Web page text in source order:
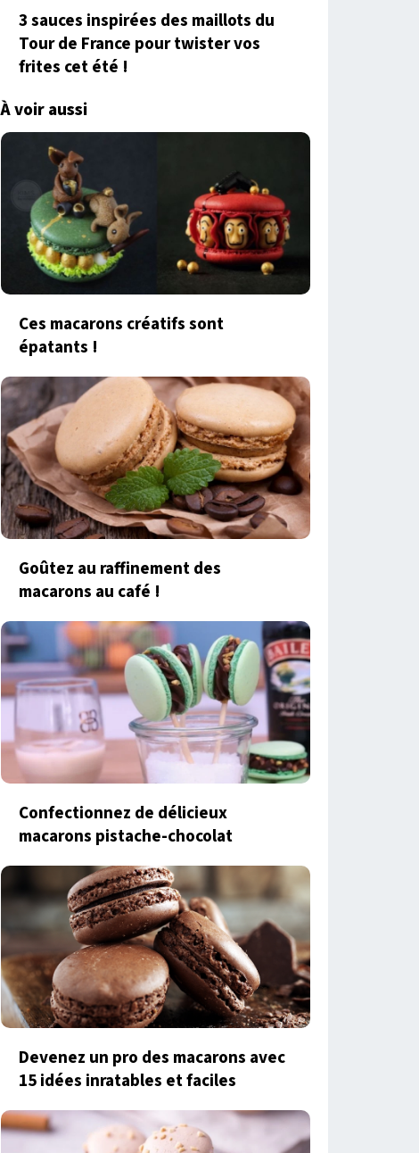
3 sauces inspirées des maillots du
Tour de France pour twister vos
frites cet été !
À voir aussi
Ces macarons créatifs sont
épatants !
Goûtez au raffinement des
macarons au café !
Confectionnez de délicieux
macarons pistache-chocolat
Devenez un pro des macarons avec
15 idées inratables et faciles